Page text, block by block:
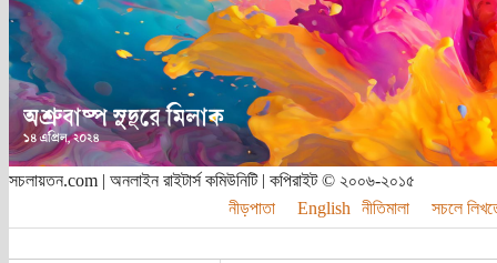
সচলায়তন.com | অনলাইন রাইটার্স কমিউনিটি | কপিরাইট © ২০০৬-২০১৫
নীড়পাতা
English নীতিমালা সচলে